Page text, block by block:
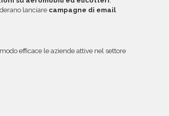
lanciare campagne di email
efficace le aziende attive nel settore